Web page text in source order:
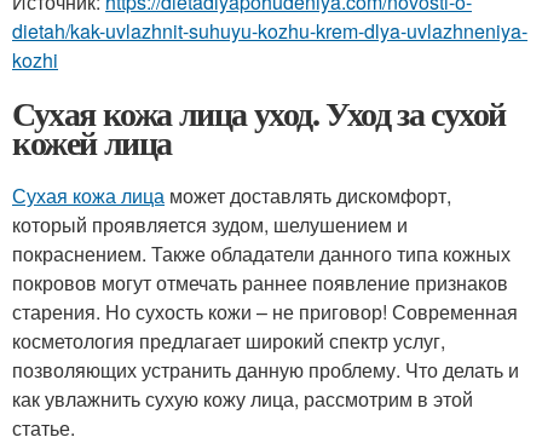
dietah/kak-uvlazhnit-suhuyu-kozhu-krem-dlya-uvlazhneniya-
kozhi
Сухая кожа лица уход. Уход за сухой
кожей лица
Сухая кожа лица может доставлять дискомфорт,
который проявляется зудом, шелушением и
покраснением. Также обладатели данного типа кожных
покровов могут отмечать раннее появление признаков
старения. Но сухость кожи – не приговор! Современная
косметология предлагает широкий спектр услуг,
позволяющих устранить данную проблему. Что делать и
как увлажнить сухую кожу лица, рассмотрим в этой
статье.